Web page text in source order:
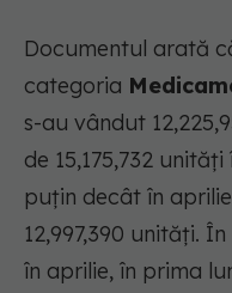
Documentul arată
categoria
s-au vândut
de 15,175,732
puțin decât în
12,997,390 unități.
în aprilie, în prima